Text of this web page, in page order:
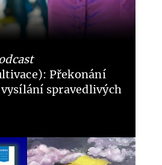
Překonání
spravedlivých